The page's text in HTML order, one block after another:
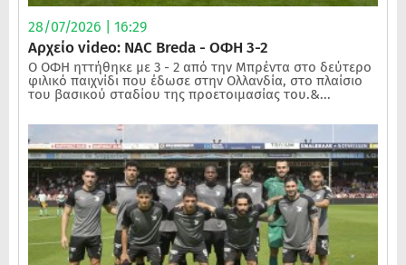
28/07/2026 | 16:29
Αρχείο video: NAC Breda - ΟΦΗ 3-2
Ο ΟΦΗ ηττήθηκε με 3 - 2 από την Μπρέντα στο δεύτερο
φιλικό παιχνίδι που έδωσε στην Ολλανδία, στο πλαίσιο
του βασικού σταδίου της προετοιμασίας του.&...